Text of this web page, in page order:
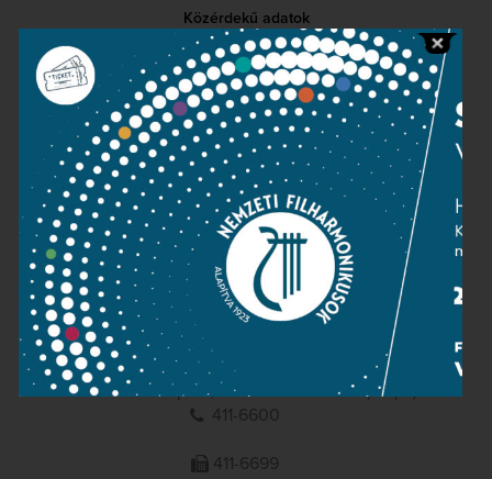
Közérdekű adatok
Sajtószoba
Adatvédelem
Impresszum
NEMZETI
FILHARMONIKUSOK
1095 Budapest, Komor Marcell u. 1. (Müpa)
411-6600
411-6699